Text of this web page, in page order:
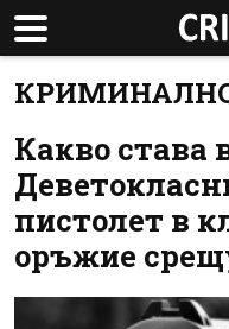
Какво става
пистолет в
оръжие